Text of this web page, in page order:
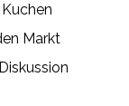
Markt